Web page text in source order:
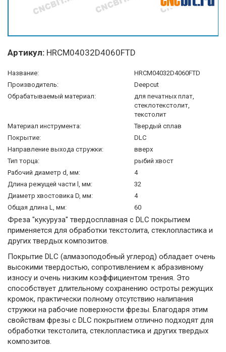
Артикул: HRCM04032D4060FTD
Название:
HRCM04032D4060FTD
Производитель:
Deepcut
Обрабатываемый материал:
для печатных плат,
стеклотекстолит,
текстолит
Материал инструмента:
Твердый сплав
Покрытие:
DLC
Направление выхода стружки:
вверх
Тип торца:
рыбий хвост
Рабочий диаметр d, мм:
4
Длина режущей части l, мм:
32
Диаметр хвостовика D, мм:
4
Общая длина L, мм:
60
Фреза "кукуруза" твердосплавная с DLC покрытием
применяется для обработки текстолита, стеклопластика и
других твердых композитов.
Покрытие DLC (алмазоподобный углерод) обладает очень
высокими твердостью, сопротивлением к абразивному
износу и очень низким коэффициентом трения. Это
способствует длительному сохранению остроты режущих
кромок, практически полному отсутствию налипания
стружки на рабочие поверхности фрезы. Благодаря этим
свойствам фрезы с DLC покрытием отлично подходят для
обработки текстолита, стеклопластика и других твердых
композитов.